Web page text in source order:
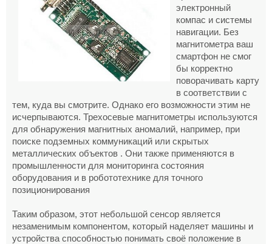
электронный
компас и системы
навигации. Без
магнитометра ваш
смартфон не смог
бы корректно
поворачивать карту
в соответствии с
тем, куда вы смотрите. Однако его возможности этим не
исчерпываются. Трехосевые магнитометры используются
для обнаружения магнитных аномалий, например, при
поиске подземных коммуникаций или скрытых
металлических объектов . Они также применяются в
промышленности для мониторинга состояния
оборудования и в робототехнике для точного
позиционирования
Таким образом, этот небольшой сенсор является
незаменимым компонентом, который наделяет машины и
устройства способностью понимать своё положение в